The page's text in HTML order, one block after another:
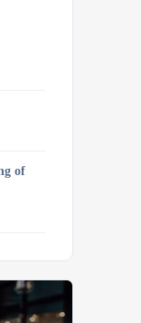
of